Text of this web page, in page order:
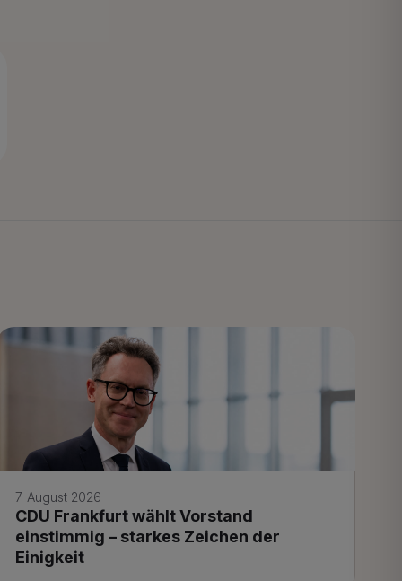
7. August 2026
CDU Frankfurt wählt Vorstand
einstimmig – starkes Zeichen der
Einigkeit